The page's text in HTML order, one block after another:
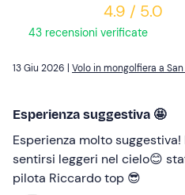
4.9 / 5.0
43 recensioni verificate
13 Giu 2026 | Volo in mongolfiera a
Esperienza suggestiva 🤩
Esperienza molto
sentirsi leggeri nel cielo😊
pilota Riccardo top 😎